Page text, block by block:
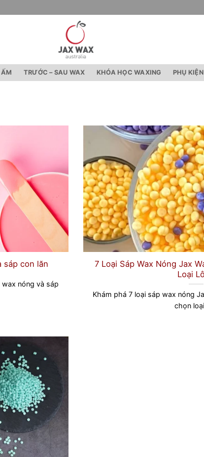
ẤM TRƯỚC – SAU WAX KHÓA HỌC WAXING PHỤ
sáp con lăn
nóng và sáp
7 Loại Sáp Wax Nóng Jax
Loại
Khám phá 7 loại sáp wax nóng
chọn